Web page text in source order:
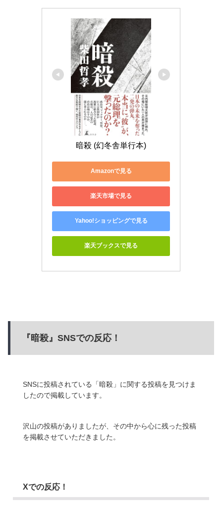
暗殺 (幻冬舎単行本)
Amazonで見る
楽天市場で見る
Yahoo!ショッピングで見る
楽天ブックスで見る
『暗殺』SNSでの反応！
SNSに投稿されている「暗殺」に関する投稿を見つけま
したので掲載しています。
沢山の投稿がありましたが、その中から心に残った投稿
を掲載させていただきました。
Xでの反応！